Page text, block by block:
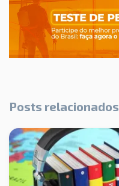
Posts relacionados